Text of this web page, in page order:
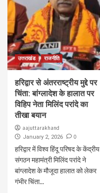
उत्तराखंड राजनीति
हरिद्वार से अंतरराष्ट्रीय मुद्दे पर
चिंता: बांग्लादेश के हालात पर
विहिप नेता मिलिंद परांदे का
तीखा बयान
aajuttarakhand
January 2, 2026 0
हरिद्वार में विश्व हिंदू परिषद के केंद्रीय
संगठन महामंत्री मिलिंद परांदे ने
बांग्लादेश के मौजूदा हालात को लेकर
गंभीर चिंता...